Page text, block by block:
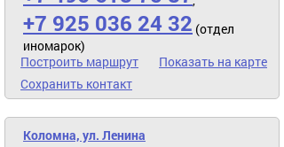
+7 925 036 24 32 (отдел
иномарок)
Построить маршрут
Показать на карте
Сохранить контакт
Коломна, ул. Ленина